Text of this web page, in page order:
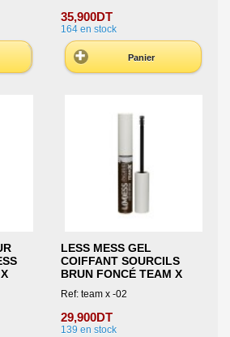
35,900DT
164 en stock
Panier
LESS MESS GEL
COIFFANT SOURCILS
BRUN FONCÉ TEAM X
Ref: team x -02
29,900DT
139 en stock